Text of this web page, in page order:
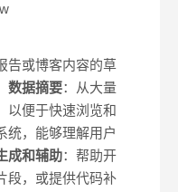
告或博客内容的草
数据摘要：从大量
以便于快速浏览和
统，能够理解用户
成和辅助：帮助开
段，或提供代码补